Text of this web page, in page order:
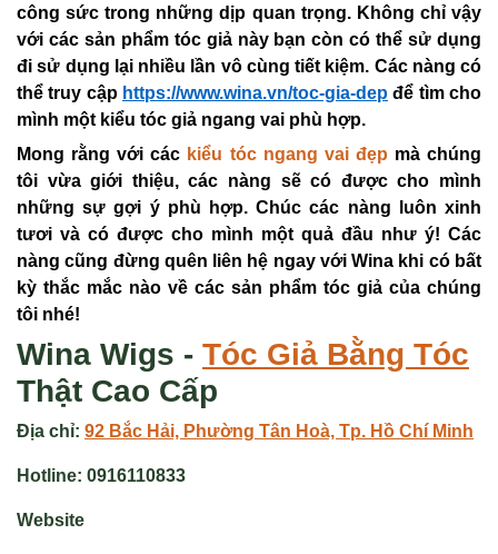
công sức trong những dịp quan trọng. Không chỉ vậy
với các sản phẩm tóc giả này bạn còn có thể sử dụng
đi sử dụng lại nhiều lần vô cùng tiết kiệm. Các nàng có
thể truy cập https://www.wina.vn/toc-gia-dep để tìm cho
mình một kiểu tóc giả ngang vai phù hợp.
Mong rằng với các kiểu tóc ngang vai đẹp mà chúng
tôi vừa giới thiệu, các nàng sẽ có được cho mình
những sự gợi ý phù hợp. Chúc các nàng luôn xinh
tươi và có được cho mình một quả đầu như ý! Các
nàng cũng đừng quên liên hệ ngay với Wina khi có bất
kỳ thắc mắc nào về các sản phẩm tóc giả của chúng
tôi nhé!
Wina Wigs - Tóc Giả Bằng Tóc
Thật Cao Cấp
Địa chỉ: 92 Bắc Hải, Phường Tân Hoà, Tp. Hồ Chí Minh
Hotline: 0916110833
Website